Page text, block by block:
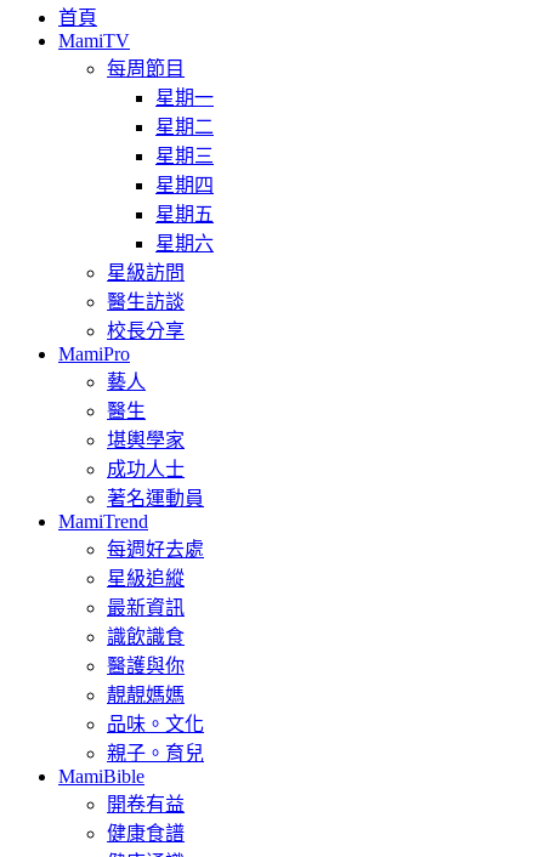
首頁
MamiTV
每周節目
星期一
星期二
星期三
星期四
星期五
星期六
星級訪問
醫生訪談
校長分享
MamiPro
藝人
醫生
堪輿學家
成功人士
著名運動員
MamiTrend
每週好去處
星級追縱
最新資訊
識飲識食
醫護與你
靚靚媽媽
品味。文化
親子。育兒
MamiBible
開卷有益
健康食譜